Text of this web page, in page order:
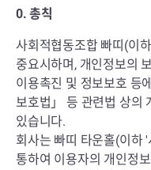
0. 총칙
사회적협동조합 빠띠(이
중요시하며, 개인정보의
이용촉진 및 정보보호 등
보호법」 등 관련법 상의
있습니다.
회사는 빠띠 타운홀(이하
통하여 이용자의 개인정